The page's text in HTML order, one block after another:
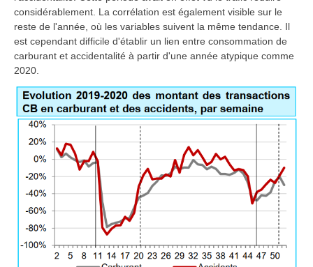
considérablement. La corrélation est également visible sur le
reste de l'année, où les variables suivent la même tendance. Il
est cependant difficile d'établir un lien entre consommation de
carburant et accidentalité à partir d'une année atypique comme
2020.